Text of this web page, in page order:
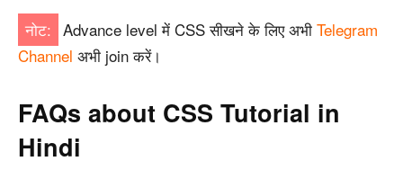
नोट: Advance level में CSS सीखने के लिए अभी Telegram
Channel अभी join करें।
FAQs about CSS Tutorial in
Hindi